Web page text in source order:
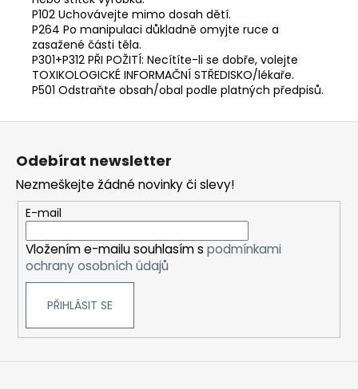
P102 Uchovávejte mimo dosah dětí.
P264 Po manipulaci důkladně omyjte ruce a
zasažené části těla.
P301+P312 PŘI POŽITÍ: Necítíte-li se dobře, volejte
TOXIKOLOGICKÉ INFORMAČNÍ STŘEDISKO/lékaře.
P501 Odstraňte obsah/obal podle platných předpisů.
Odebírat newsletter
Nezmeškejte žádné novinky či slevy!
E-mail
Vložením e-mailu souhlasím s podmínkami
ochrany osobních údajů
PŘIHLÁSIT SE